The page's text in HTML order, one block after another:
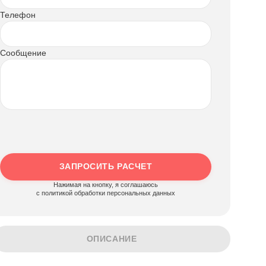
Телефон
Сообщение
ЗАПРОСИТЬ РАСЧЕТ
Нажимая на кнопку, я соглашаюсь
c политикой обработки персональных данных
ОПИСАНИЕ